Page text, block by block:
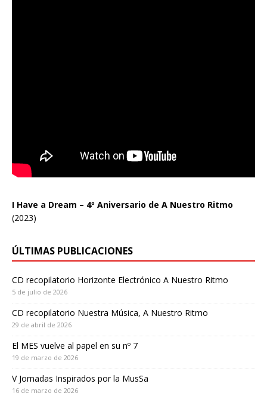
I Have a Dream – 4º Aniversario de A Nuestro Ritmo
(2023)
ÚLTIMAS PUBLICACIONES
CD recopilatorio Horizonte Electrónico A Nuestro Ritmo
5 de julio de 2026
CD recopilatorio Nuestra Música, A Nuestro Ritmo
29 de abril de 2026
El MES vuelve al papel en su nº 7
19 de marzo de 2026
V Jornadas Inspirados por la MusSa
16 de marzo de 2026